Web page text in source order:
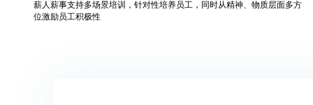
薪人薪事支持多场景培训，针对性培养员工，同时从精神、物质层面多方
位激励员工积极性